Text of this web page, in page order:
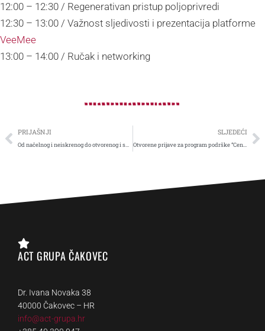
12:00 – 12:30 / Regenerativan pristup poljoprivredi
12:30 – 13:00 / Važnost sljedivosti i prezentacija platforme
VeeMee
13:00 – 14:00 / Ručak i networking
Prev
PRIJAŠNJI
Od načelnog i neiskrenog do otvorenog i suradničkog partnerstva. Da, fakat je moguće.
SLJEDEĆI
Otvorene prijave za program podrške “Centar socijalnih inovacija”
ACT GRUPA ČAKOVEC
Dr. Ivana Novaka 38
40000 Čakovec – HR
info@act-grupa.hr